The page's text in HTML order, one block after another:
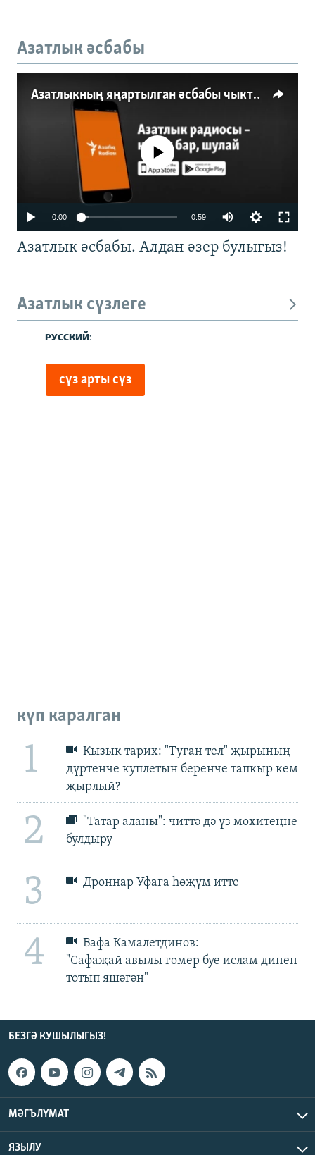
Азатлык әсбабы
Азатлыкның яңартылган әсбабы чыкты
No media source currently available
0:00 0:59
Азатлык әсбабы. Алдан әзер булыгыз!
Азатлык сүзлеге
күп каралган
1
Кызык тарих: "Туган тел" җырының
дүртенче куплетын беренче тапкыр кем
җырлый?
2
"Татар аланы": читтә дә үз мохитеңне
булдыру
3 Дроннар Уфага һөҗүм итте
4
Вафа Камалетдинов:
"Сафаҗай авылы гомер буе ислам динен
тотып яшәгән"
БЕЗГӘ КУШЫЛЫГЫЗ!
МӘГЪЛҮМАТ
ЯЗЫЛУ